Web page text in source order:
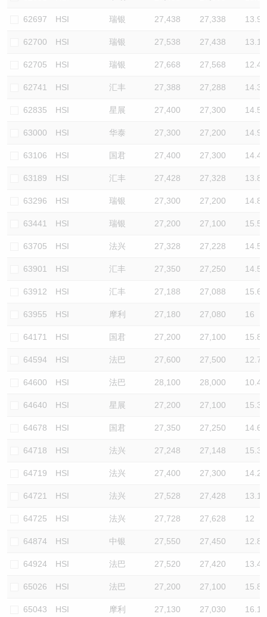
62697 HSI 瑞银 27,438 27,338 13.9
62700 HSI 瑞银 27,538 27,438 13.1
62705 HSI 瑞银 27,668 27,568 12.4
62741 HSI 汇丰 27,388 27,288 14.3
62835 HSI 星展 27,400 27,300 14.5
63000 HSI 华泰 27,300 27,200 14.9
63106 HSI 国君 27,400 27,300 14.4
63189 HSI 汇丰 27,428 27,328 13.8
63296 HSI 瑞银 27,300 27,200 14.8
63441 HSI 瑞银 27,200 27,100 15.5
63705 HSI 法兴 27,328 27,228 14.5
63901 HSI 汇丰 27,350 27,250 14.5
63912 HSI 汇丰 27,188 27,088 15.6
63955 HSI 摩利 27,180 27,080 16
64171 HSI 国君 27,200 27,100 15.8
64594 HSI 法巴 27,600 27,500 12.7
64600 HSI 法巴 28,100 28,000 10.4
64640 HSI 星展 27,200 27,100 15.3
64678 HSI 国君 27,350 27,250 14.6
64718 HSI 法兴 27,248 27,148 15.3
64719 HSI 法兴 27,400 27,300 14.2
64721 HSI 法兴 27,528 27,428 13.1
64725 HSI 法兴 27,728 27,628 12
64874 HSI 中银 27,550 27,450 12.8
64924 HSI 法巴 27,520 27,420 13.4
65026 HSI 法巴 27,200 27,100 15.8
65043 HSI 摩利 27,130 27,030 16.1